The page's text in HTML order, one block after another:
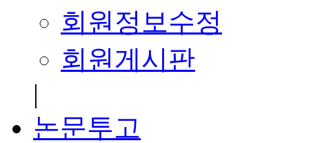
회원정보수정
회원게시판
|
논문투고